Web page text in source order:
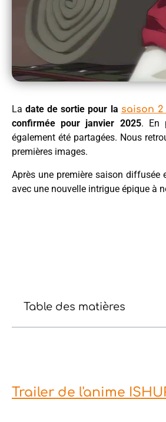
Ladate de sortie pour la saison 2
confirmée pour janvier 2025. En
également été partagées. Nous
premières images.
Après une première saison diffusée
avec une nouvelle intrigue épique à
Table des matières
Trailer de l'anime